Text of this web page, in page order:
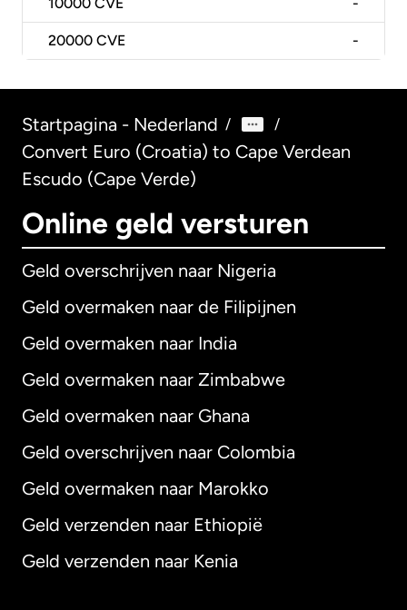
10000 CVE -
20000 CVE -
Startpagina - Nederland / /
Convert Euro (Croatia) to Cape Verdean
Escudo (Cape Verde)
Online geld versturen
Geld overschrijven naar Nigeria
Geld overmaken naar de Filipijnen
Geld overmaken naar India
Geld overmaken naar Zimbabwe
Geld overmaken naar Ghana
Geld overschrijven naar Colombia
Geld overmaken naar Marokko
Geld verzenden naar Ethiopië
Geld verzenden naar Kenia